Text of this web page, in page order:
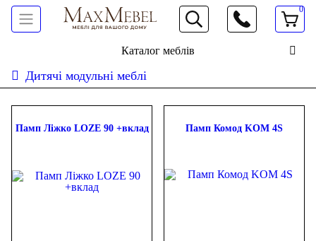
066 472 19 61
0
Каталог меблів
Дитячі модульні меблі
ФІЛЬТР
грн.
Памп Ліжко LOZE 90 +вклад Памп Комод KOM 4S